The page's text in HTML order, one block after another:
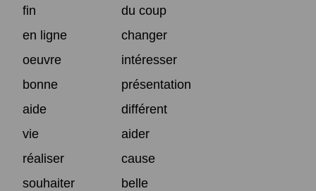
fin
du coup
en ligne
changer
oeuvre
intéresser
bonne
présentation
aide
différent
vie
aider
réaliser
cause
souhaiter
belle